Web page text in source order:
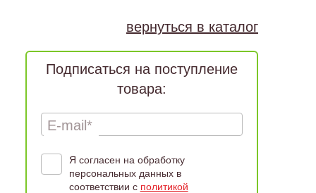
вернуться в каталог
Подписаться на поступление
товара:
E-mail*
Я согласен на обработку
персональных данных в
соответствии с политикой